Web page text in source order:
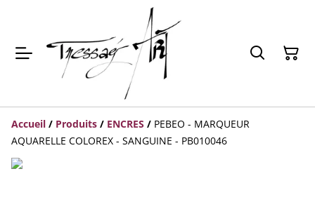
Accueil / Produits / ENCRES / PEBEO - MARQUEUR
AQUARELLE COLOREX - SANGUINE - PB010046